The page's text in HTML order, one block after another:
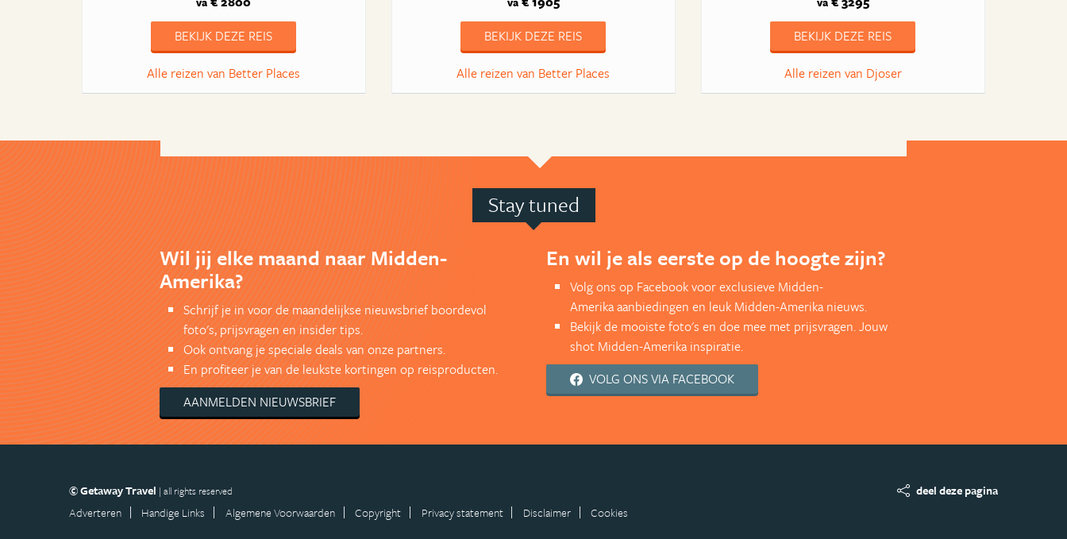
BEKIJK DEZE REIS
Alle reizen van Better Places
BEKIJK DEZE REIS
Alle reizen van Better Places
BEKIJK DEZE REIS
Alle reizen van Djoser
Stay tuned
Wil jij elke maand naar Midden-
Amerika?
Schrijf je in voor de maandelijkse nieuwsbrief boordevol
foto's, prijsvragen en insider tips.
Ook ontvang je speciale deals van onze partners.
En profiteer je van de leukste kortingen op reisproducten.
AANMELDEN NIEUWSBRIEF
En wil je als eerste op de hoogte zijn?
Volg ons op Facebook voor exclusieve Midden-
Amerika aanbiedingen en leuk Midden-Amerika nieuws.
Bekijk de mooiste foto's en doe mee met prijsvragen. Jouw
shot Midden-Amerika inspiratie.
VOLG ONS VIA FACEBOOK
deel deze pagina
© Getaway Travel | all rights reserved
Adverteren Handige Links Algemene Voorwaarden Copyright Privacy statement Disclaimer
Cookies